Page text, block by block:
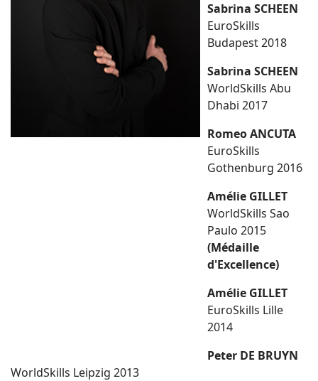
Sabrina SCHEEN
EuroSkills
Budapest 2018
Sabrina SCHEEN
WorldSkills Abu
Dhabi 2017
Romeo ANCUTA
EuroSkills
Gothenburg 2016
Amélie GILLET
WorldSkills Sao
Paulo 2015
(Médaille
d'Excellence)
Amélie GILLET
EuroSkills Lille
2014
Peter DE BRUYN
WorldSkills Leipzig 2013